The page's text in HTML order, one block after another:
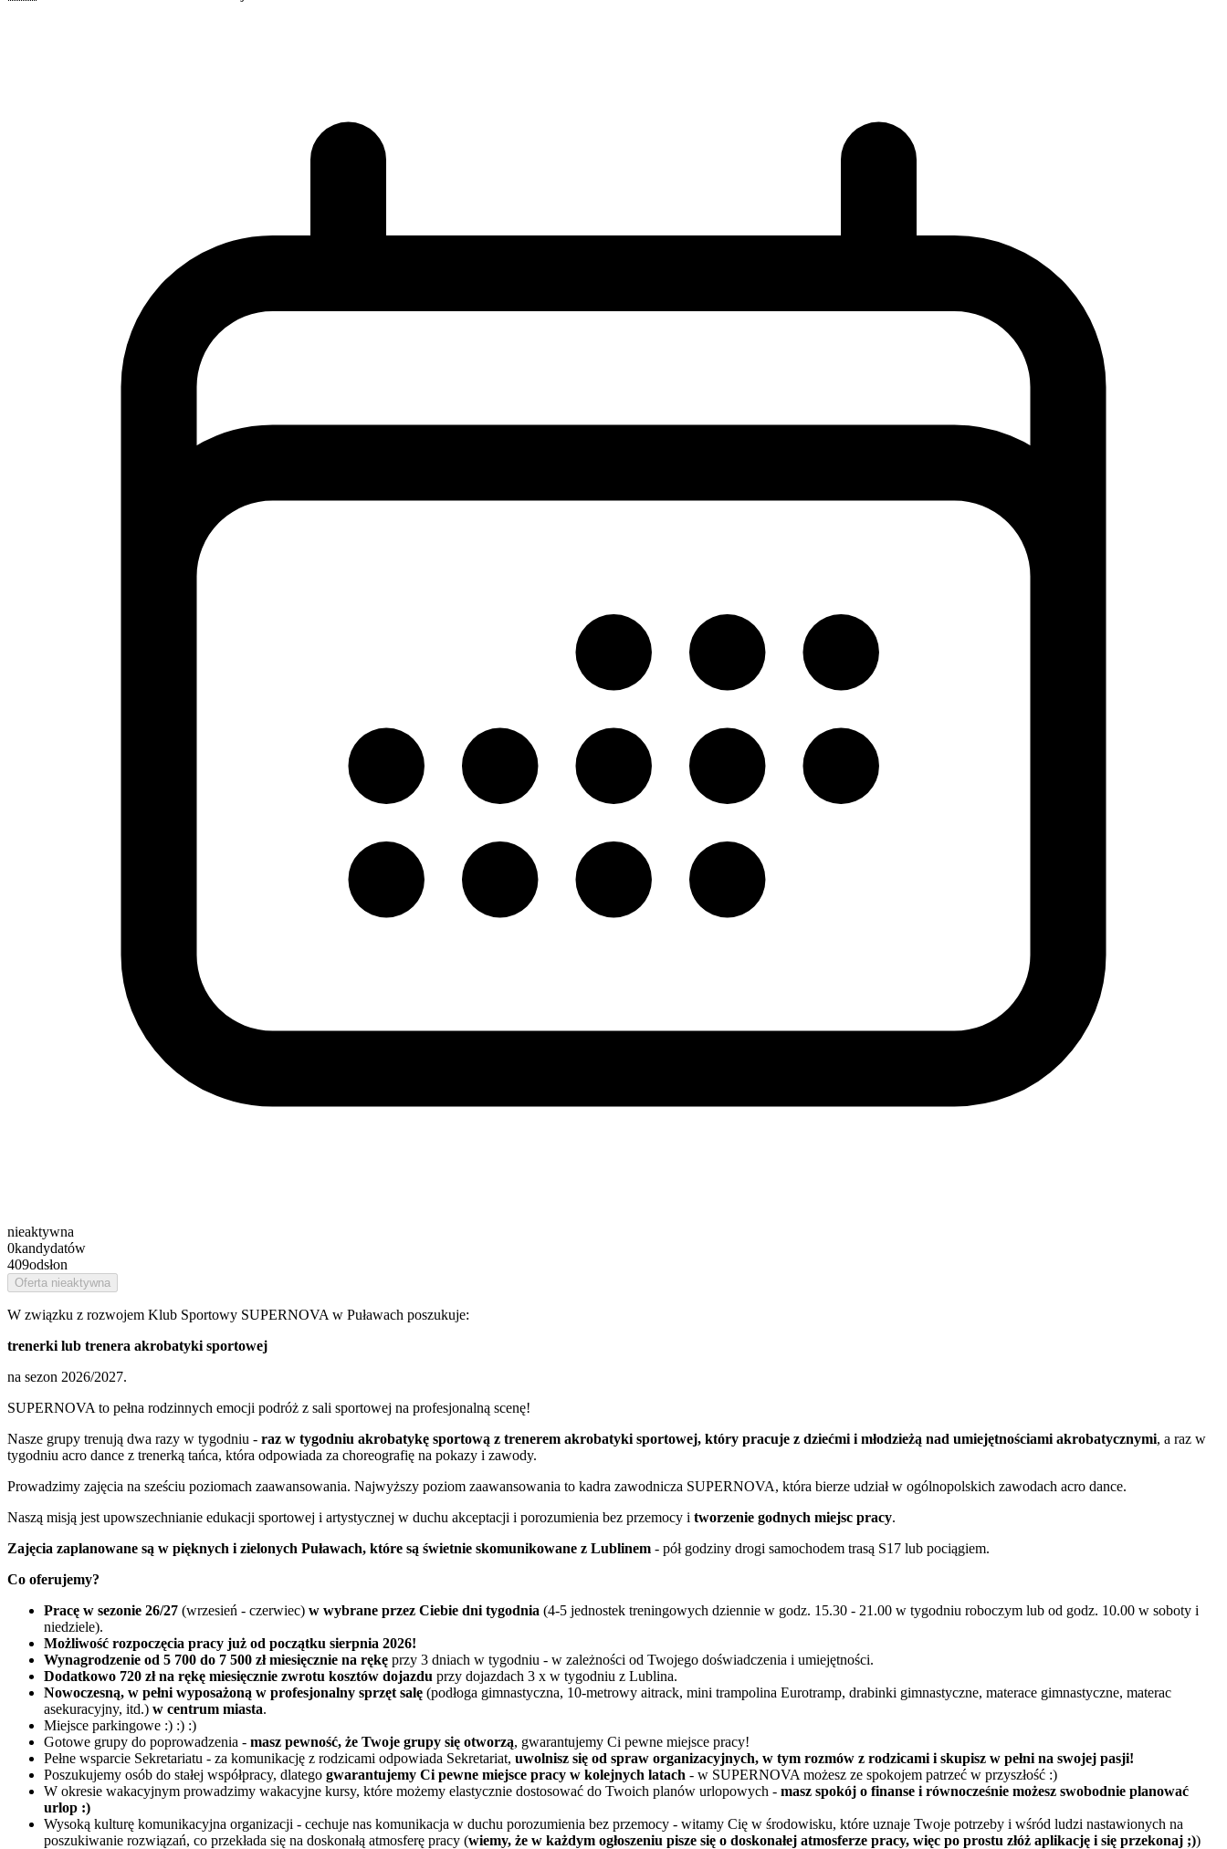
nieaktywna
0kandydatów
409odsłon
Oferta nieaktywna
W związku z rozwojem Klub Sportowy SUPERNOVA w Puławach poszukuje:
trenerki lub trenera akrobatyki sportowej
na sezon 2026/2027.
SUPERNOVA to pełna rodzinnych emocji podróż z sali sportowej na profesjonalną scenę!
Nasze grupy trenują dwa razy w tygodniu - raz w tygodniu akrobatykę sportową z trenerem akrobatyki sportowej, który pracuje z dziećmi i młodzieżą nad umiejętnościami akrobatycznymi, a raz w
tygodniu acro dance z trenerką tańca, która odpowiada za choreografię na pokazy i zawody.
Prowadzimy zajęcia na sześciu poziomach zaawansowania. Najwyższy poziom zaawansowania to kadra zawodnicza SUPERNOVA, która bierze udział w ogólnopolskich zawodach acro dance.
Naszą misją jest upowszechnianie edukacji sportowej i artystycznej w duchu akceptacji i porozumienia bez przemocy i tworzenie godnych miejsc pracy.
Zajęcia zaplanowane są w pięknych i zielonych Puławach, które są świetnie skomunikowane z Lublinem - pół godziny drogi samochodem trasą S17 lub pociągiem.
Co oferujemy?
Pracę w sezonie 26/27 (wrzesień - czerwiec) w wybrane przez Ciebie dni tygodnia (4-5 jednostek treningowych dziennie w godz. 15.30 - 21.00 w tygodniu roboczym lub od godz. 10.00 w soboty i
niedziele).
Możliwość rozpoczęcia pracy już od początku sierpnia 2026!
Wynagrodzenie od 5 700 do 7 500 zł miesięcznie na rękę przy 3 dniach w tygodniu - w zależności od Twojego doświadczenia i umiejętności.
Dodatkowo 720 zł na rękę miesięcznie zwrotu kosztów dojazdu przy dojazdach 3 x w tygodniu z Lublina.
Nowoczesną, w pełni wyposażoną w profesjonalny sprzęt salę (podłoga gimnastyczna, 10-metrowy aitrack, mini trampolina Eurotramp, drabinki gimnastyczne, materace gimnastyczne, materac
asekuracyjny, itd.) w centrum miasta.
Miejsce parkingowe :) :) :)
Gotowe grupy do poprowadzenia - masz pewność, że Twoje grupy się otworzą, gwarantujemy Ci pewne miejsce pracy!
Pełne wsparcie Sekretariatu - za komunikację z rodzicami odpowiada Sekretariat, uwolnisz się od spraw organizacyjnych, w tym rozmów z rodzicami i skupisz w pełni na swojej pasji!
Poszukujemy osób do stałej współpracy, dlatego gwarantujemy Ci pewne miejsce pracy w kolejnych latach - w SUPERNOVA możesz ze spokojem patrzeć w przyszłość :)
W okresie wakacyjnym prowadzimy wakacyjne kursy, które możemy elastycznie dostosować do Twoich planów urlopowych - masz spokój o finanse i równocześnie możesz swobodnie planować
urlop :)
Wysoką kulturę komunikacyjna organizacji - cechuje nas komunikacja w duchu porozumienia bez przemocy - witamy Cię w środowisku, które uznaje Twoje potrzeby i wśród ludzi nastawionych na
poszukiwanie rozwiązań, co przekłada się na doskonałą atmosferę pracy (wiemy, że w każdym ogłoszeniu pisze się o doskonałej atmosferze pracy, więc po prostu złóż aplikację i się przekonaj ;))